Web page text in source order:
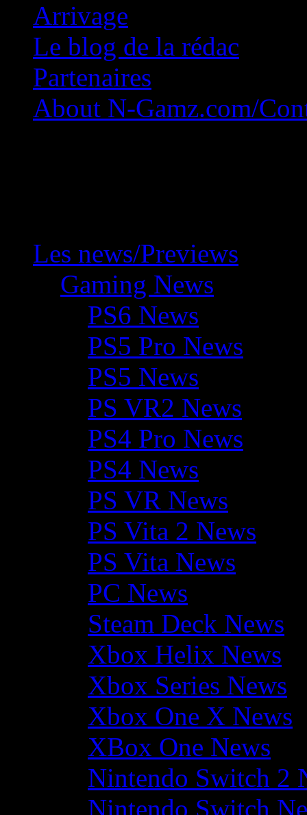
Arrivage
Le blog de la rédac
Partenaires
About N-Gamz.com/
Les news/Previews
Gaming News
PS6 News
PS5 Pro News
PS5 News
PS VR2 News
PS4 Pro News
PS4 News
PS VR News
PS Vita 2 News
PS Vita News
PC News
Steam Deck News
Xbox Helix News
Xbox Series News
Xbox One X News
XBox One News
Nintendo Switch 2
Nintendo Switch